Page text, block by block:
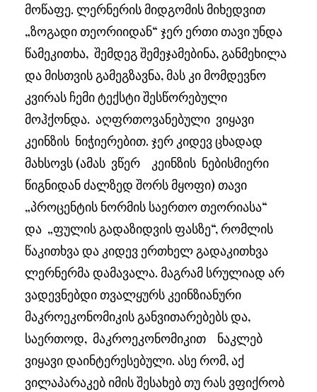
მოწაფე. ლერნერის მიდგომის მიხედვით
„ზოგადი თეორიიდან“ ჯერ ერთი თავი უნდა
წამეკითხა, შემდეგ შემეჯამებინა, განმეხილა
და მისთვის გამეგზავნა, მას კი მომდევნო
კვირას ჩემი ტექსტი შესწორებული
მოჰქონდა. აღფრთოვანებული ვიყავი
კეინზის ნიჭიერებით. ჯერ კიდევ ცხადად
მახსოვს (ამას ვწერ კეინზის ნებისმიერი
წიგნიდან ძალზედ შორს მყოფი) თავი
„პროცენტის ნორმის საერთო თეორიასა“
და „ფულის გადაზიდვის ფასზე“, რომლის
წაკითხვა და კიდევ ერთხელ გადაკითხვა
ლერნერმა დამავალა. მაგრამ სრულიად არ
ვადევნებდი თვალყურს კეინზიანური
მაკროეკონომიკის განვითარებებს და,
საერთოდ, მაკროეკონომიკით ნაკლებ
ვიყავი დაინტერესებული. ასე რომ, აქ
ვილაპარაკებ იმის შესახებ თუ რას ვფიქრობ